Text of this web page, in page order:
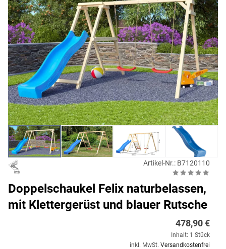
Artikel-Nr.: B7120110
Doppelschaukel Felix naturbelassen,
mit Klettergerüst und blauer Rutsche
478,90 €
Inhalt: 1 Stück
inkl. MwSt. Versandkostenfrei